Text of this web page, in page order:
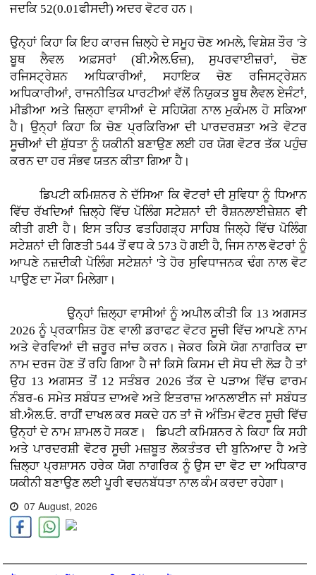
ਜਦਕਿ 52(0.01ਫੀਸਦੀ) ਅਦਰ ਵੋਟਰ ਹਨ।
ਉਨ੍ਹਾਂ ਕਿਹਾ ਕਿ ਇਹ ਕਾਰਜ ਜ਼ਿਲ੍ਹੇ ਦੇ ਸਮੂਹ ਚੋਣ ਅਮਲੇ, ਵਿਸ਼ੇਸ਼ ਤੌਰ 'ਤੇ
ਬੂਥ ਲੈਵਲ ਅਫ਼ਸਰਾਂ (ਬੀ.ਐਲ.ਓਜ਼), ਸੁਪਰਵਾਈਜ਼ਰਾਂ, ਚੋਣ
ਰਜਿਸਟ੍ਰੇਸ਼ਨ ਅਧਿਕਾਰੀਆਂ, ਸਹਾਇਕ ਚੋਣ ਰਜਿਸਟ੍ਰੇਸ਼ਨ
ਅਧਿਕਾਰੀਆਂ, ਰਾਜਨੀਤਿਕ ਪਾਰਟੀਆਂ ਵੱਲੋਂ ਨਿਯੁਕਤ ਬੂਥ ਲੈਵਲ ਏਜੰਟਾਂ,
ਮੀਡੀਆ ਅਤੇ ਜ਼ਿਲ੍ਹਾ ਵਾਸੀਆਂ ਦੇ ਸਹਿਯੋਗ ਨਾਲ ਮੁਕੰਮਲ ਹੋ ਸਕਿਆ
ਹੈ। ਉਨ੍ਹਾਂ ਕਿਹਾ ਕਿ ਚੋਣ ਪ੍ਰਕਿਰਿਆ ਦੀ ਪਾਰਦਰਸ਼ਤਾ ਅਤੇ ਵੋਟਰ
ਸੂਚੀਆਂ ਦੀ ਸ਼ੁੱਧਤਾ ਨੂੰ ਯਕੀਨੀ ਬਣਾਉਣ ਲਈ ਹਰ ਯੋਗ ਵੋਟਰ ਤੱਕ ਪਹੁੰਚ
ਕਰਨ ਦਾ ਹਰ ਸੰਭਵ ਯਤਨ ਕੀਤਾ ਗਿਆ ਹੈ।
ਡਿਪਟੀ ਕਮਿਸ਼ਨਰ ਨੇ ਦੱਸਿਆ ਕਿ ਵੋਟਰਾਂ ਦੀ ਸੁਵਿਧਾ ਨੂੰ ਧਿਆਨ
ਵਿੱਚ ਰੱਖਦਿਆਂ ਜ਼ਿਲ੍ਹੇ ਵਿੱਚ ਪੋਲਿੰਗ ਸਟੇਸ਼ਨਾਂ ਦੀ ਰੈਸ਼ਨਲਾਈਜ਼ੇਸ਼ਨ ਵੀ
ਕੀਤੀ ਗਈ ਹੈ। ਇਸ ਤਹਿਤ ਫਤਹਿਗੜ੍ਹ ਸਾਹਿਬ ਜਿਲ੍ਹੇ ਵਿੱਚ ਪੋਲਿੰਗ
ਸਟੇਸ਼ਨਾਂ ਦੀ ਗਿਣਤੀ 544 ਤੋਂ ਵਧ ਕੇ 573 ਹੋ ਗਈ ਹੈ, ਜਿਸ ਨਾਲ ਵੋਟਰਾਂ ਨੂੰ
ਆਪਣੇ ਨਜ਼ਦੀਕੀ ਪੋਲਿੰਗ ਸਟੇਸ਼ਨਾਂ 'ਤੇ ਹੋਰ ਸੁਵਿਧਾਜਨਕ ਢੰਗ ਨਾਲ ਵੋਟ
ਪਾਉਣ ਦਾ ਮੌਕਾ ਮਿਲੇਗਾ।
ਉਨ੍ਹਾਂ ਜ਼ਿਲ੍ਹਾ ਵਾਸੀਆਂ ਨੂੰ ਅਪੀਲ ਕੀਤੀ ਕਿ 13 ਅਗਸਤ
2026 ਨੂੰ ਪ੍ਰਕਾਸ਼ਿਤ ਹੋਣ ਵਾਲੀ ਡਰਾਫਟ ਵੋਟਰ ਸੂਚੀ ਵਿੱਚ ਆਪਣੇ ਨਾਮ
ਅਤੇ ਵੇਰਵਿਆਂ ਦੀ ਜ਼ਰੂਰ ਜਾਂਚ ਕਰਨ। ਜੇਕਰ ਕਿਸੇ ਯੋਗ ਨਾਗਰਿਕ ਦਾ
ਨਾਮ ਦਰਜ ਹੋਣ ਤੋਂ ਰਹਿ ਗਿਆ ਹੈ ਜਾਂ ਕਿਸੇ ਕਿਸਮ ਦੀ ਸੋਧ ਦੀ ਲੋੜ ਹੈ ਤਾਂ
ਉਹ 13 ਅਗਸਤ ਤੋਂ 12 ਸਤੰਬਰ 2026 ਤੱਕ ਦੇ ਪੜਾਅ ਵਿੱਚ ਫਾਰਮ
ਨੰਬਰ-6 ਸਮੇਤ ਸਬੰਧਤ ਦਾਅਵੇ ਅਤੇ ਇਤਰਾਜ਼ ਆਨਲਾਈਨ ਜਾਂ ਸਬੰਧਤ
ਬੀ.ਐਲ.ਓ. ਰਾਹੀਂ ਦਾਖਲ ਕਰ ਸਕਦੇ ਹਨ ਤਾਂ ਜੋ ਅੰਤਿਮ ਵੋਟਰ ਸੂਚੀ ਵਿੱਚ
ਉਨ੍ਹਾਂ ਦੇ ਨਾਮ ਸ਼ਾਮਲ ਹੋ ਸਕਣ। ਡਿਪਟੀ ਕਮਿਸ਼ਨਰ ਨੇ ਕਿਹਾ ਕਿ ਸਹੀ
ਅਤੇ ਪਾਰਦਰਸ਼ੀ ਵੋਟਰ ਸੂਚੀ ਮਜ਼ਬੂਤ ਲੋਕਤੰਤਰ ਦੀ ਬੁਨਿਆਦ ਹੈ ਅਤੇ
ਜ਼ਿਲ੍ਹਾ ਪ੍ਰਸ਼ਾਸਨ ਹਰੇਕ ਯੋਗ ਨਾਗਰਿਕ ਨੂੰ ਉਸ ਦਾ ਵੋਟ ਦਾ ਅਧਿਕਾਰ
ਯਕੀਨੀ ਬਣਾਉਣ ਲਈ ਪੂਰੀ ਵਚਨਬੱਧਤਾ ਨਾਲ ਕੰਮ ਕਰਦਾ ਰਹੇਗਾ।
07 August, 2026